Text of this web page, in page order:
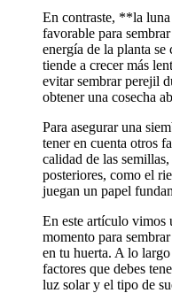
En contraste, **la luna
favorable para
energía de la planta
tiende a crecer más
evitar sembrar perejil
obtener una cosecha
Para asegurar una
tener en cuenta otros
calidad de las
posteriores, como el
juegan un papel
En este artículo vimos
momento para
en tu huerta. A lo
factores que debes
luz solar y el tipo de